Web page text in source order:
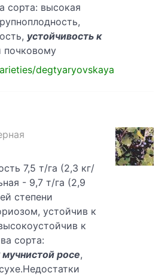
сорта: высокая
устойчивость к
почковому
degtyaryovskaya
7,5 т/га (2,3 кг/
- 9,7 т/га (2,9
степени
устойчив к
к
сорта:
мучнистой росе,